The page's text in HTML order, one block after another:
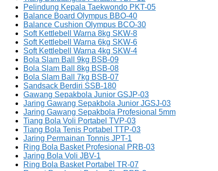
Pelindung Kepala Taekwondo PKT-05
Balance Board Olympus BBO-40
Balance Cushion Olympus BCO-30
Soft Kettlebell Warna 8kg SKW-8
Soft Kettlebell Warna 6kg SKW-6
Soft Kettlebell Warna 4kg SKW-4
Bola Slam Ball 9kg BSB-09
Bola Slam Ball 8kg BSB-08
Bola Slam Ball 7kg BSB-07
Sandsack Berdiri SSB-180
Gawang Sepakbola Junior GSJP-03
Jaring Gawang Sepakbola Junior JGSJ-03
Jaring Gawang Sepakbola Profesional 5mm
Tiang Bola Voli Portabel TVP-03
Tiang Bola Tenis Portabel TTP-03
Jaring Permainan Tonnis JPT-1
Ring Bola Basket Profesional PRB-03
Jaring Bola Voli JBV-1
Ring Bola Basket Portabel TR-07